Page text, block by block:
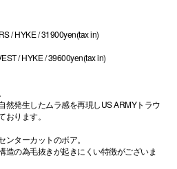
/ HYKE / 31900yen(tax in)
/ HYKE / 39600yen(tax in)
然発生したムラ感を再現しUS ARMYトラウ
ります。
ターカットのボア。
造の為毛抜きが起きにくい特徴がございま